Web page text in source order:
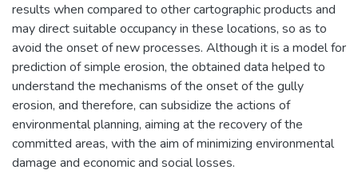
results when compared to other cartographic products and
may direct suitable occupancy in these locations, so as to
avoid the onset of new processes. Although it is a model for
prediction of simple erosion, the obtained data helped to
understand the mechanisms of the onset of the gully
erosion, and therefore, can subsidize the actions of
environmental planning, aiming at the recovery of the
committed areas, with the aim of minimizing environmental
damage and economic and social losses.